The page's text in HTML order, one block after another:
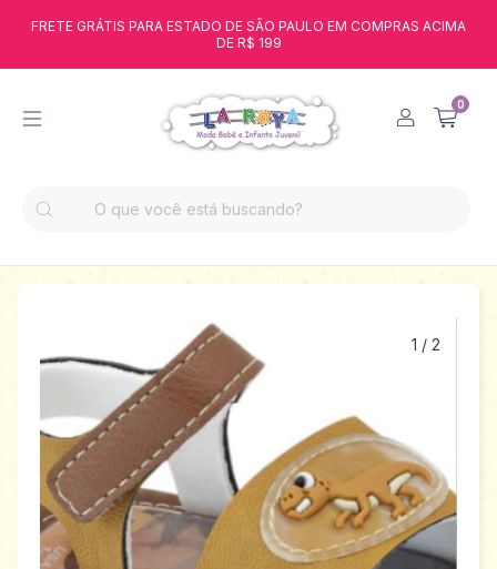
FRETE GRÁTIS PARA ESTADO DE SÃO PAULO EM COMPRAS ACIMA
DE R$ 199
0
1 / 2